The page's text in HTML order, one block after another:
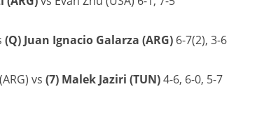
(Q) Juan Ignacio Galarza (ARG)6-7(2), 3-6
vs (7) Malek Jaziri (TUN)4-6, 6-0, 5-7